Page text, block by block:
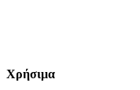
Χρήσιμα